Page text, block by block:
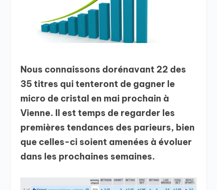
Nous connaissons dorénavant 22 des
35 titres qui tenteront de gagner le
micro de cristal en mai prochain à
Vienne. Il est temps de regarder les
premières tendances des parieurs, bien
que celles-ci soient amenées à évoluer
dans les prochaines semaines.